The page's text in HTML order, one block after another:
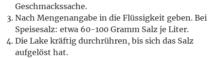
Geschmackssache.
Nach Mengenangabe in die Flüssigkeit geben. Bei
Speisesalz: etwa 60-100 Gramm Salz je Liter.
Die Lake kräftig durchrühren, bis sich das Salz
aufgelöst hat.